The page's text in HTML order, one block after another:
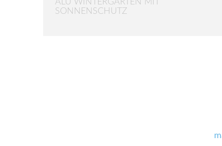
ALU WINTERGARTEN MIT
SONNENSCHUTZ